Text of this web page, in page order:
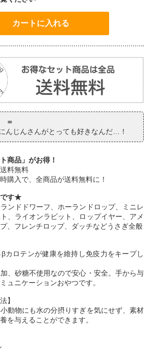
＝
んじんさんがとっても好きなんだ…！
商品」がお得！
料無料
購入で、全商品が送料無料に！
です★
ンドドワーフ、ホーランドロップ、ミニレ
、ライオンラビット、ロップイヤー、アメ
、フレンチロップ、ダッチなどうさぎ全般
カロテンが健康を維持し免疫力をキープし
、砂糖不使用なので安心・安全。手から与
ュニケーションおやつです。
】
動物にも水の分摂りすぎを気にせず、素材
を与えることができます。